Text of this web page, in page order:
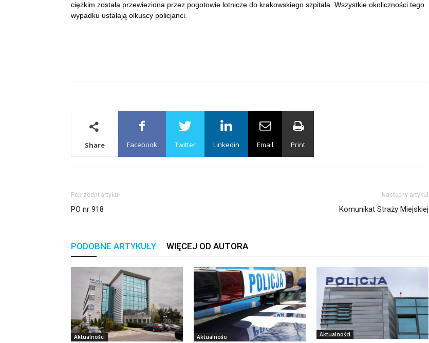
ciężkim została przewieziona przez pogotowie lotnicze do krakowskiego szpitala. Wszystkie okoliczności tego
wypadku ustalają olkuscy policjanci.
Share Facebook Twitter Linkedin Email Print
Poprzedni artykuł
PO nr 918
Następny artykuł
Komunikat Straży Miejskiej
PODOBNE ARTYKUŁY WIĘCEJ OD AUTORA
Aktualności Aktualności Aktualności